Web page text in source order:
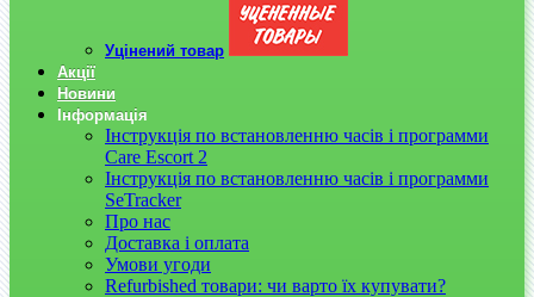
Уцінений товар
Акції
Новини
Інформація
Інструкція по встановленню часів і программи
Care Escort 2
Інструкція по встановленню часів і программи
SeTracker
Про нас
Доставка і оплата
Умови угоди
Refurbished товари: чи варто їх купувати?